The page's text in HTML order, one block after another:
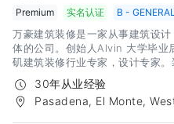
Premium
实名认证 B -
万豪建筑装修是一家从事建筑设
体的公司。创始人Alvin 大学毕业
矶建筑装修行业专家，设计专家
建丶旧房装修翻新水路丶电路维
维修翻新，水泥地，围墙，园艺
Permit，加州执照License施工师
30年从业经验
Pasadena, El Monte,